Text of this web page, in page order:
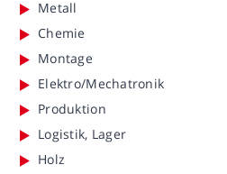
Metall
Chemie
Montage
Elektro/Mechatronik
Produktion
Logistik, Lager
Holz